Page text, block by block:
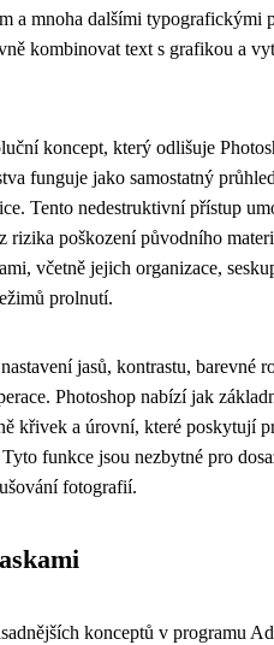
a mnoha dalšími typografickými
kombinovat text s grafikou a
koncept, který odlišuje
funguje jako samostatný
Tento nedestruktivní přístup
rizika poškození původního
včetně jejich organizace,
prolnutí.
jasů, kontrastu, barevné
Photoshop nabízí jak
křivek a úrovní, které poskytují
funkce jsou nezbytné pro
fotografií.
konceptů v programu